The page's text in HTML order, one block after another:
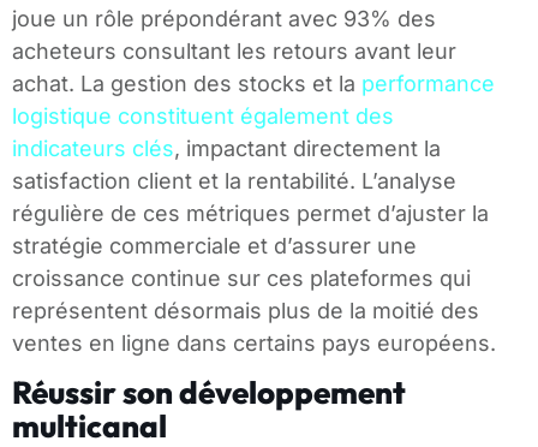
joue un rôle prépondérant avec 93% des
acheteurs consultant les retours avant leur
achat. La gestion des stocks et la performance
logistique constituent également des
indicateurs clés, impactant directement la
satisfaction client et la rentabilité. L’analyse
régulière de ces métriques permet d’ajuster la
stratégie commerciale et d’assurer une
croissance continue sur ces plateformes qui
représentent désormais plus de la moitié des
ventes en ligne dans certains pays européens.
Réussir son développement
multicanal